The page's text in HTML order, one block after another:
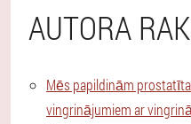
AUTORA
Mēs papildinām
vingrinājumiem ar